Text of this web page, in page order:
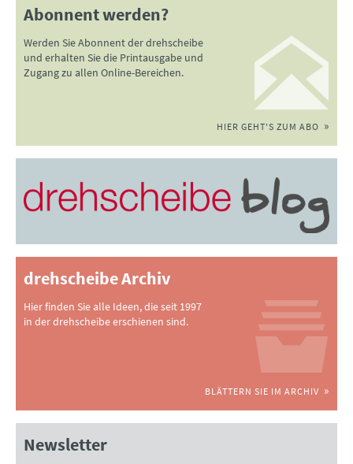
Abonnent werden?
Werden Sie Abonnent der drehscheibe
und erhalten Sie die Printausgabe und
Zugang zu allen Online-Bereichen.
HIER GEHT'S ZUM ABO
drehscheibe Archiv
Hier finden Sie alle Ideen, die seit 1997
in der drehscheibe erschienen sind.
BLÄTTERN SIE IM ARCHIV
Newsletter